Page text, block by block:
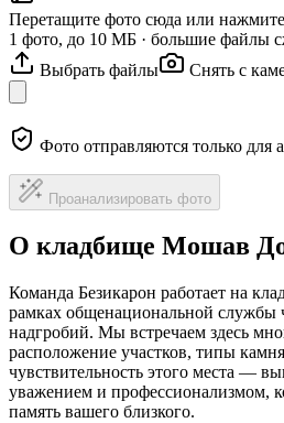
Перетащите фото сюда или
1 фото, до 10 МБ · большие файлы
Выбрать файлы
Снять с
Фото отправляются только для
Проанализировать фото
О кладбище Мошав
Команда Безикарон работает на
рамках общенациональной службы
надгробий. Мы встречаем здесь
расположение участков, типы
чувствительность этого места —
уважением и профессионализмом,
память вашего близкого.